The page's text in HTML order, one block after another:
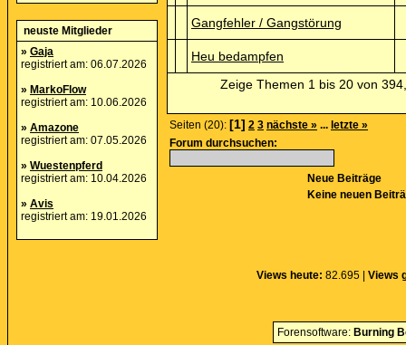
neuste Mitglieder
» Gaja
registriert am: 06.07.2026
» MarkoFlow
registriert am: 10.06.2026
» Amazone
registriert am: 07.05.2026
» Wuestenpferd
registriert am: 10.04.2026
» Avis
registriert am: 19.01.2026
Gangfehler / Gangstörung
Heu bedampfen
Zeige Themen 1 bis 20 von
Seiten (20): [1] 2 3 nächste » ... letzte »
Forum durchsuchen:
Neue Beiträge
Keine neuen
Views heute: 82.695 | Views
Forensoftware: Burning